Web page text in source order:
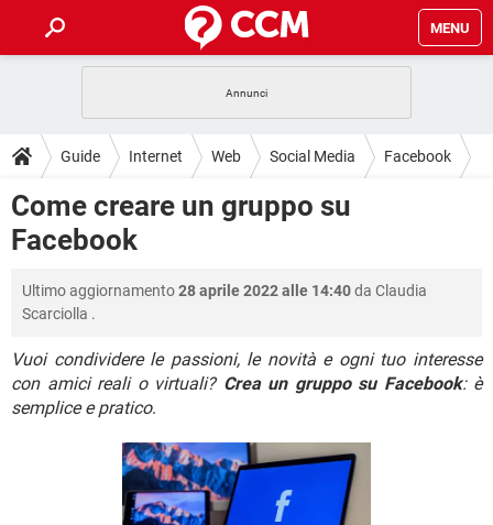
MENU
INTRATTENIMENTO ANDROID
iOS WINDOWS 10
INSTAGRAM
HARDWARE
GUIDE
COVID-19
INTRATTENIMENTO ANDROID
INSTAGRAM WHATSAPP
HARDWARE
DOWNLOAD
COVID-19
iOS
INSTAGRAM WHATSAPP
TIKTOK FACEBOOK
FORUM
COVID-19 GAMING
iOS WINDOWS 10
INSTAGRAM
FACEBOOK
GLOSSARIO
COVID-19 GAMING
INTRATTENIMENTO ANDROID
WHATSAPP
FACEBOOK
Guide Internet Web Social Media Facebook
Come creare un gruppo su
Facebook
Ultimo aggiornamento28 aprile 2022 alle 14:40da Claudia
Scarciolla .
Vuoi condividere le passioni, le novità e ogni tuo interesse
con amici reali o virtuali? Crea un gruppo su Facebook: è
semplice e pratico.